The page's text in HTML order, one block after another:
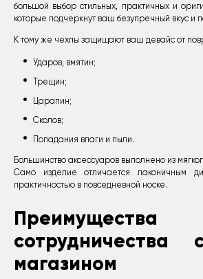
большой выбор стильных, практичных и
которые подчеркнут ваш безупречный вкус и
К тому же чехлы защищают ваш девайс от
Ударов, вмятин;
Трещин;
Царапин;
Сколов;
Попадания влаги и пыли.
Большинство аксессуаров выполнено из
Само изделие отличается лаконичным
практичностью в повседневной носке.
Преимущества
магазином